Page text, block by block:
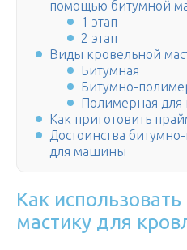
помощью битумной
1 этап
2 этап
Виды кровельной
Битумная
Битумно-
Полимерная для
Как приготовить
Достоинства
для машины
Как
мастику для